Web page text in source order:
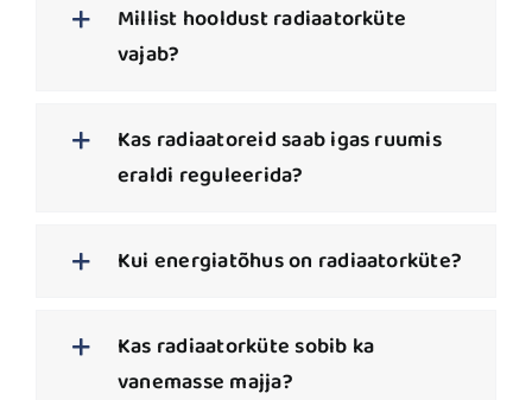
Millist hooldust radiaatorküte
vajab?
Kas radiaatoreid saab igas ruumis
eraldi reguleerida?
Kui energiatõhus on radiaatorküte?
Kas radiaatorküte sobib ka
vanemasse majja?